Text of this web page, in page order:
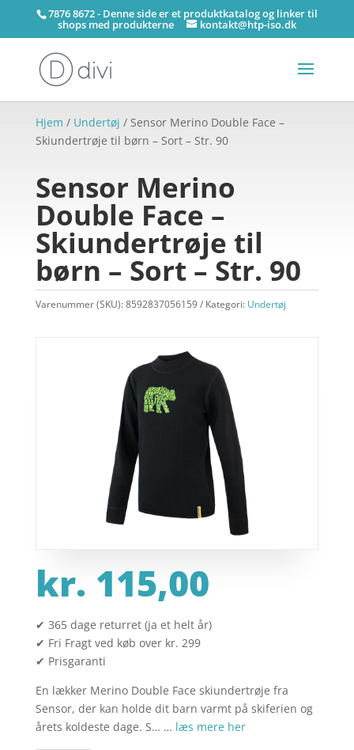
7876 8672 - Denne side er et produktkatalog og linker til
shops med produkterne kontakt@htp-iso.dk
Hjem / Undertøj / Sensor Merino Double Face –
Skiundertrøje til børn – Sort – Str. 90
Sensor Merino
Double Face –
Skiundertrøje til
børn – Sort – Str. 90
Varenummer (SKU):8592837056159 Kategori: Undertøj
kr. 115,00
✔ 365 dage returret (ja et helt år)
✔ Fri Fragt ved køb over kr. 299
✔ Prisgaranti
En lækker Merino Double Face skiundertrøje fra
Sensor, der kan holde dit barn varmt på skiferien og
årets koldeste dage. S… … læs mere her